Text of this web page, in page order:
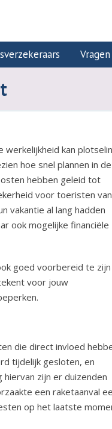
Vragen
werkelijkheid kan
hoe snel plannen in de
hebben geleid tot
voor toeristen van
vakantie al lang hadden
ook mogelijke financiële
goed voorbereid te zijn
voor jouw
die direct invloed
tijdelijk gesloten, en
zijn er duizenden
een raketaanval
op het laatste